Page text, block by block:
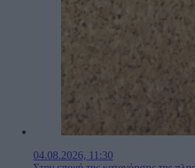
04.08.2026, 11:30